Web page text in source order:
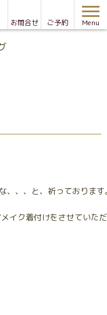
お問合せ ご予約 Menu
、、、と、祈っております
イク着付けをさせていた